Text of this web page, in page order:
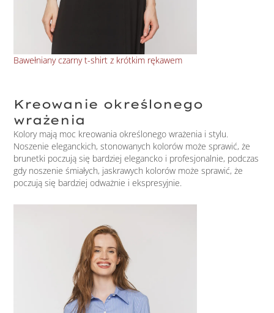
Bawełniany czarny t-shirt z krótkim rękawem
Kreowanie określonego
wrażenia
Kolory mają moc kreowania określonego wrażenia i stylu.
Noszenie eleganckich, stonowanych kolorów może sprawić, że
brunetki poczują się bardziej elegancko i profesjonalnie, podczas
gdy noszenie śmiałych, jaskrawych kolorów może sprawić, że
poczują się bardziej odważnie i ekspresyjnie.